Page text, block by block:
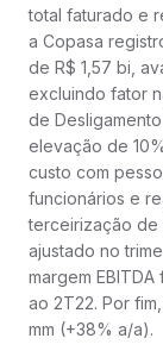
total faturado e
a Copasa
de R$ 1,57 bi,
excluindo fator
de
elevação de
custo com
funcionários e
terceirização de
ajustado no
margem
ao 2T22. Por
mm (+38% a/a).